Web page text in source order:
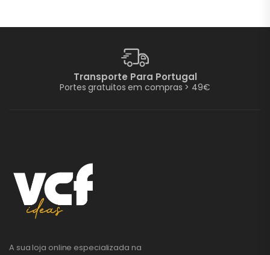
Transporte Para Portugal
Portes gratuitos em compras > 49€
A sua loja online especializada na